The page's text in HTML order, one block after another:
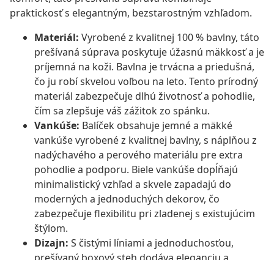
praktickosť s elegantným, bezstarostným vzhľadom.
Materiál: Vyrobené z kvalitnej 100 % bavlny, táto
prešívaná súprava poskytuje úžasnú mäkkosť a je
príjemná na koži. Bavlna je trvácna a priedušná,
čo ju robí skvelou voľbou na leto. Tento prírodný
materiál zabezpečuje dlhú životnosť a pohodlie,
čím sa zlepšuje váš zážitok zo spánku.
Vankúše: Balíček obsahuje jemné a mäkké
vankúše vyrobené z kvalitnej bavlny, s náplňou z
nadýchavého a perového materiálu pre extra
pohodlie a podporu. Biele vankúše dopĺňajú
minimalistický vzhľad a skvele zapadajú do
moderných a jednoduchých dekorov, čo
zabezpečuje flexibilitu pri zladenej s existujúcim
štýlom.
Dizajn: S čistými líniami a jednoduchosťou,